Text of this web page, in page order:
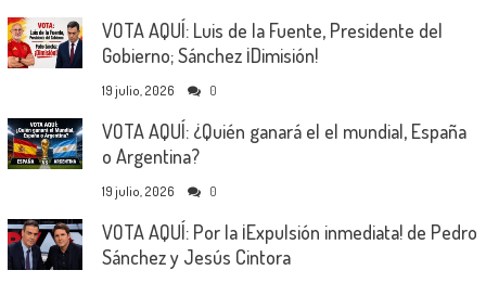
VOTA AQUÍ: Luis de la Fuente, Presidente del
Gobierno; Sánchez ¡Dimisión!
19 julio, 2026 0
VOTA AQUÍ: ¿Quién ganará el el mundial, España
o Argentina?
19 julio, 2026 0
VOTA AQUÍ: Por la ¡Expulsión inmediata! de Pedro
Sánchez y Jesús Cintora